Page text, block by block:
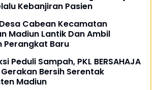
Kebanjiran Pasien
Cabean Kecamatan
Madiun Lantik Dan Ambil
Perangkat Baru
Peduli Sampah, PKL BERSAHAJA
Bersih Serentak
Madiun